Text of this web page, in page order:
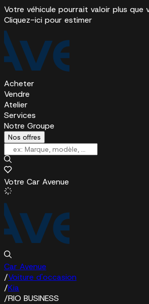
Votre véhicule pourrait valoir plus que
Cliquez-ici pour estimer
Acheter
Vendre
Atelier
Services
Notre Groupe
Nos offres
Votre Car Avenue
Car Avenue
/Voiture d'occasion
/Kia
/RIO BUSINESS